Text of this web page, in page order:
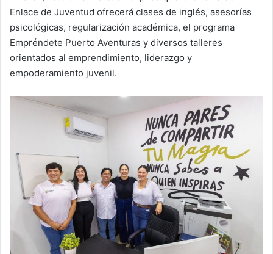
Enlace de Juventud ofrecerá clases de inglés, asesorías
psicológicas, regularización académica, el programa
Empréndete Puerto Aventuras y diversos talleres
orientados al emprendimiento, liderazgo y
empoderamiento juvenil.